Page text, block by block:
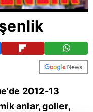
2012-13
anlar, goller,